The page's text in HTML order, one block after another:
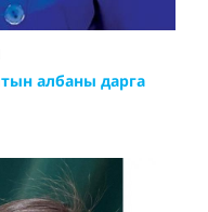
албаны дарга